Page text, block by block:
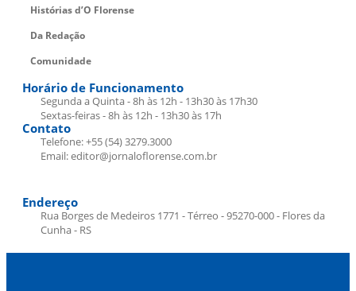
Histórias d’O Florense
Da Redação
Comunidade
Horário de Funcionamento
Segunda a Quinta - 8h às 12h - 13h30 às 17h30
Sextas-feiras - 8h às 12h - 13h30 às 17h
Contato
Telefone: +55 (54) 3279.3000
Email: editor@jornaloflorense.com.br
Endereço
Rua Borges de Medeiros 1771 - Térreo - 95270-000 - Flores da
Cunha - RS